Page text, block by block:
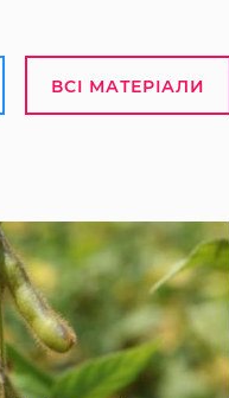
ВСІ МАТЕРІАЛИ